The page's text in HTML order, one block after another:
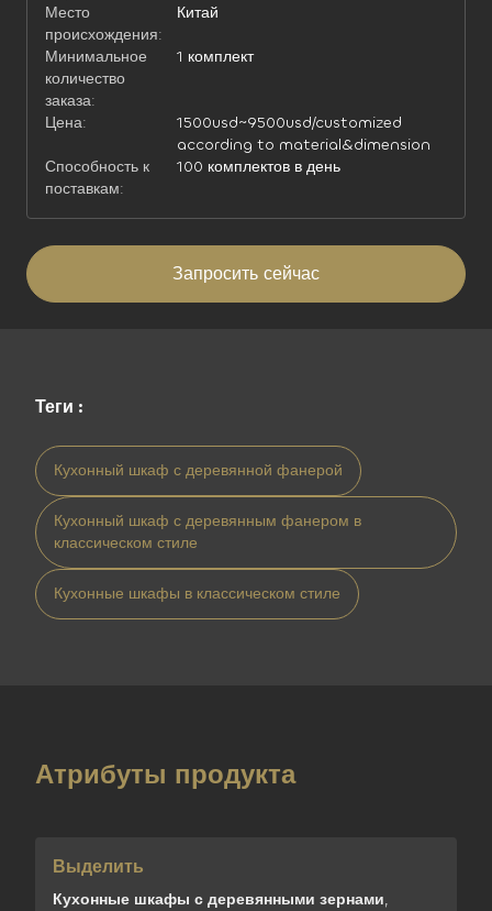
Место
происхождения:
Китай
Минимальное
количество
заказа:
1 комплект
Цена:
1500usd~9500usd/customized
according to material&dimension
Способность к
поставкам:
100 комплектов в день
Запросить сейчас
Теги :
Кухонный шкаф с деревянной фанерой
Кухонный шкаф с деревянным фанером в
классическом стиле
Кухонные шкафы в классическом стиле
Атрибуты продукта
Выделить
Кухонные шкафы с деревянными зернами,